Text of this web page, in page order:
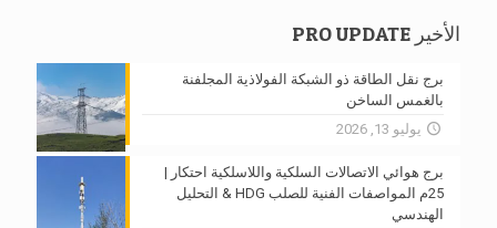
الأخير PRO UPDATE
برج نقل الطاقة ذو الشبكة الفولاذية المجلفنة
بالغمس الساخن
يوليو 13, 2026
برج هوائي الاتصالات السلكية واللاسلكية احتكار |
25م المواصفات الفنية للصلب HDG & التحليل
الهندسي